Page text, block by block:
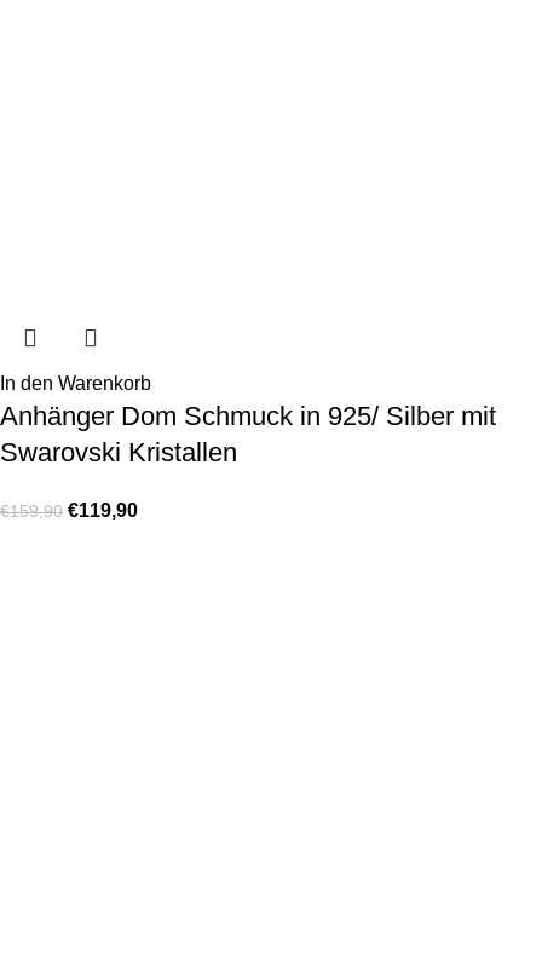
In den Warenkorb
Anhänger Dom Schmuck in 925/ Silber mit
Swarovski Kristallen
€159,90 €119,90